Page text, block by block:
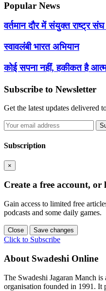
Popular News
वर्तमान दौर में संयुक्त राष्ट्र
स्वावलंबी भारत अभियान
कोई सपना नहीं, हकीकत है
Subscribe to Newsletter
Get the latest updates delivered
Subscription
×
Create a free account, or
Gain access to limited free
podcasts and some daily games.
Close Save changes
Click to Subscribe
About Swadeshi Online
The Swadeshi Jagaran Manch
organisation founded in 1991. It